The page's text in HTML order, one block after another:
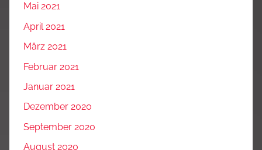
Mai 2021
April 2021
März 2021
Februar 2021
Januar 2021
Dezember 2020
September 2020
August 2020